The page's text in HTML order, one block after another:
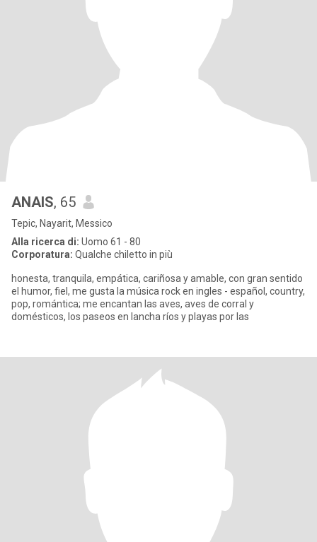
ANAIS, 65
Tepic, Nayarit, Messico
Alla ricerca di: Uomo 61 - 80
Corporatura: Qualche chiletto in più
honesta, tranquila, empática, cariñosa y amable, con gran sentido
el humor, fiel, me gusta la música rock en ingles - español, country,
pop, romántica; me encantan las aves, aves de corral y
domésticos, los paseos en lancha ríos y playas por las